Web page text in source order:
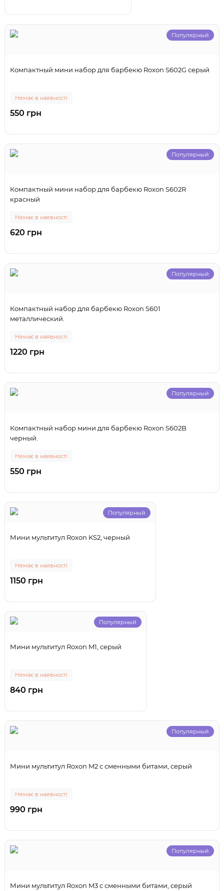
Популярный
Компактный мини набор для барбекю Roxon S602G серый
Немає в наявності
550 грн
Популярный
Компактный мини набор для барбекю Roxon S602R
красный
Немає в наявності
620 грн
Популярный
Компактный набор для барбекю Roxon S601
металлический.
Немає в наявності
1220 грн
Популярный
Компактный набор мини для барбекю Roxon S602B
черный.
Немає в наявності
550 грн
Популярный
Мини мультитул Roxon KS2, черный
Немає в наявності
1150 грн
Популярный
Мини мультитул Roxon M1, серый
Немає в наявності
840 грн
Популярный
Мини мультитул Roxon M2 с сменными битами, серый
Немає в наявності
990 грн
Популярный
Мини мультитул Roxon M3 с сменными битами, серый